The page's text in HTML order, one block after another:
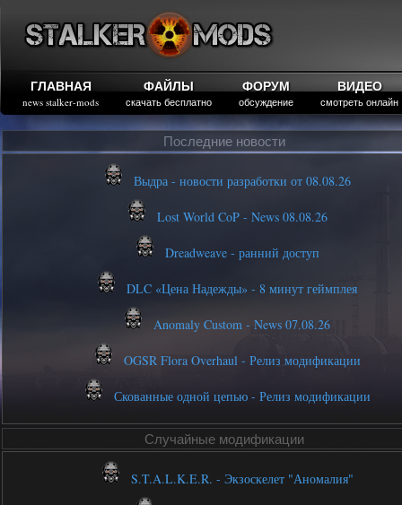
ГЛАВНАЯ
news stalker-mods
ФАЙЛЫ
скачать бесплатно
ФОРУМ
обсуждение
ВИДЕО
смотреть онлайн
Последние новости
Выдра - новости разработки от 08.08.26
Lost World CoP - News 08.08.26
Dreadweave - ранний доступ
DLC «Цена Надежды» - 8 минут геймплея
Anomaly Custom - News 07.08.26
OGSR Flora Overhaul - Релиз модификации
Скованные одной цепью - Релиз модификации
Случайные модификации
S.T.A.L.K.E.R. - Экзоскелет "Аномалия"